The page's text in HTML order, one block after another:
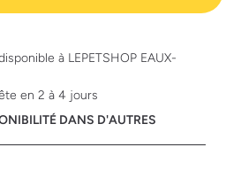
à LEPETSHOP EAUX-
en 2 à 4 jours
DANS D'AUTRES